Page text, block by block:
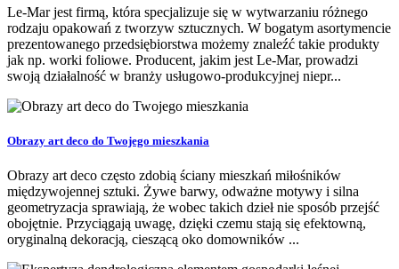
Le-Mar jest firmą, która specjalizuje się w wytwarzaniu różnego
rodzaju opakowań z tworzyw sztucznych. W bogatym asortymencie
prezentowanego przedsiębiorstwa możemy znaleźć takie produkty
jak np. worki foliowe. Producent, jakim jest Le-Mar, prowadzi
swoją działalność w branży usługowo-produkcyjnej niepr...
Obrazy art deco do Twojego mieszkania
Obrazy art deco często zdobią ściany mieszkań miłośników
międzywojennej sztuki. Żywe barwy, odważne motywy i silna
geometryzacja sprawiają, że wobec takich dzieł nie sposób przejść
obojętnie. Przyciągają uwagę, dzięki czemu stają się efektowną,
oryginalną dekoracją, cieszącą oko domowników ...